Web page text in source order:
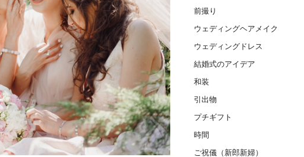
前撮り
ウェディングヘアメイク
ウェディングドレス
結婚式のアイデア
和装
引出物
プチギフト
時間
ご祝儀（新郎新婦）